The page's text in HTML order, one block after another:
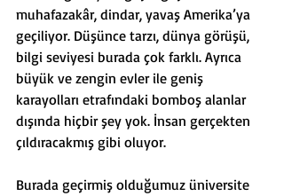
muhafazakâr, dindar, yavaş Amerika’ya
geçiliyor. Düşünce tarzı, dünya görüşü,
bilgi seviyesi burada çok farklı. Ayrıca
büyük ve zengin evler ile geniş
karayolları etrafındaki bomboş alanlar
dışında hiçbir şey yok. İnsan gerçekten
çıldıracakmış gibi oluyor.
Burada geçirmiş olduğumuz üniversite